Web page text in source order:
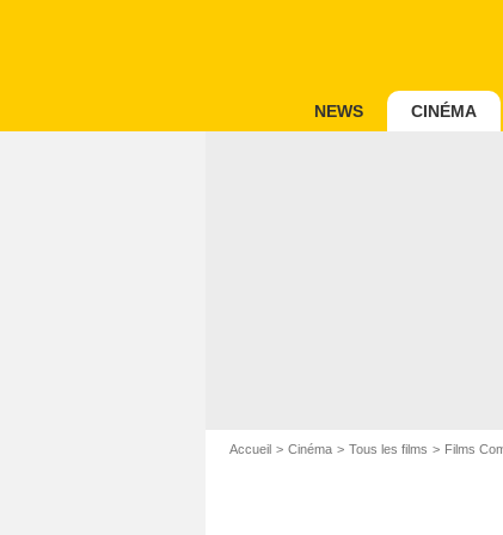
NEWS CINÉMA
Accueil Cinéma Tous les films Films